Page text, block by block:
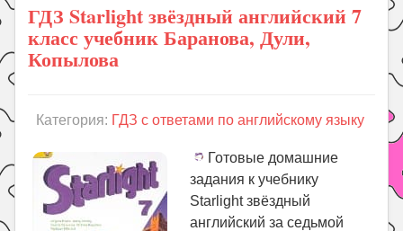
ГДЗ Starlight звёздный английский 7
класс учебник Баранова, Дули,
Копылова
Категория: ГДЗ с ответами по английскому языку
Готовые домашние
задания к учебнику
Starlight звёздный
английский за седьмой